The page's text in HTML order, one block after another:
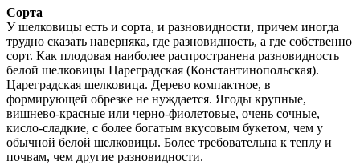
Сорта
У шелковицы есть и сорта, и разновидности, причем иногда
трудно сказать наверняка, где разновидность, а где собственно
сорт. Как плодовая наиболее распространена разновидность
белой шелковицы Цареградская (Константинопольская).
Цареградская шелковица. Дерево компактное, в
формирующей обрезке не нуждается. Ягоды крупные,
вишнево-красные или черно-фиолетовые, очень сочные,
кисло-сладкие, с более богатым вкусовым букетом, чем у
обычной белой шелковицы. Более требовательна к теплу и
почвам, чем другие разновидности.